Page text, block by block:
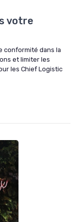
votre
conformité dans la
et limiter les
les Chief Logistic